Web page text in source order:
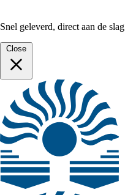
Snel geleverd, direct aan de slag
Close